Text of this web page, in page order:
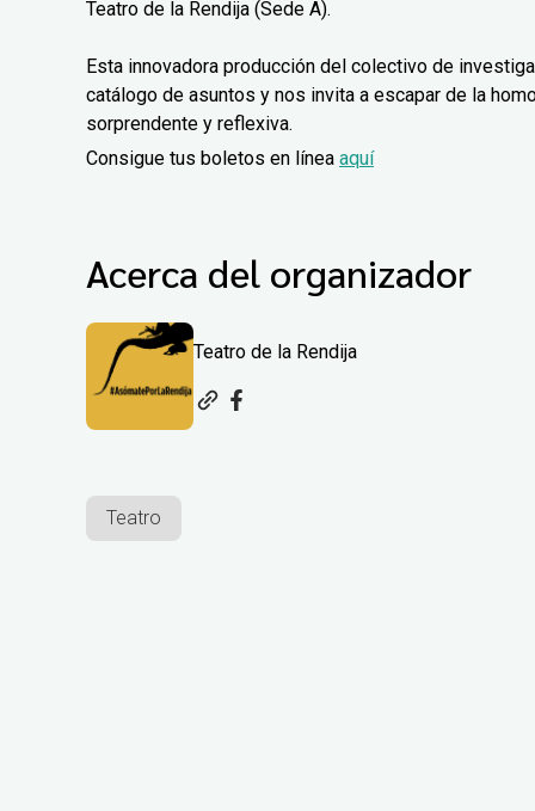
Teatro de la Rendija (Sede A).
Esta innovadora producción del colectivo de
catálogo de asuntos y nos invita a escapar de la
sorprendente y reflexiva.
Consigue tus boletos en línea aquí
Acerca del organizador
Teatro de la Rendija
Teatro